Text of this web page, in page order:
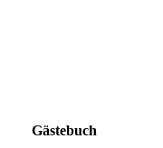
Gästebuch